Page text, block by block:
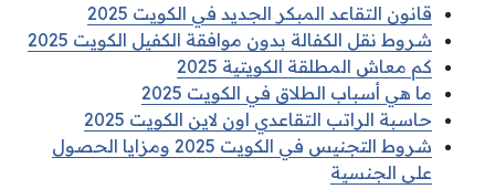
قانون التقاعد المبكر الجديد في الكويت 2025
شروط نقل الكفالة بدون موافقة الكفيل الكويت 2025
كم معاش المطلقة الكويتية 2025
ما هي أسباب الطلاق في الكويت 2025
حاسبة الراتب التقاعدي اون لاين الكويت 2025
شروط التجنيس في الكويت 2025 ومزايا الحصول
على الجنسية